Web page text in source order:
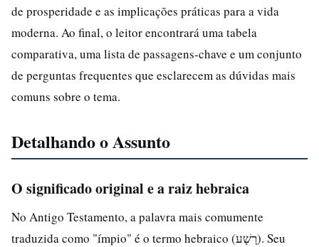
de prosperidade e as implicações práticas para a vida
moderna. Ao final, o leitor encontrará uma tabela
comparativa, uma lista de passagens-chave e um conjunto
de perguntas frequentes que esclarecem as dúvidas mais
comuns sobre o tema.
Detalhando o Assunto
O significado original e a raiz hebraica
No Antigo Testamento, a palavra mais comumente
traduzida como "ímpio" é o termo hebraico (רָשָׁע). Seu